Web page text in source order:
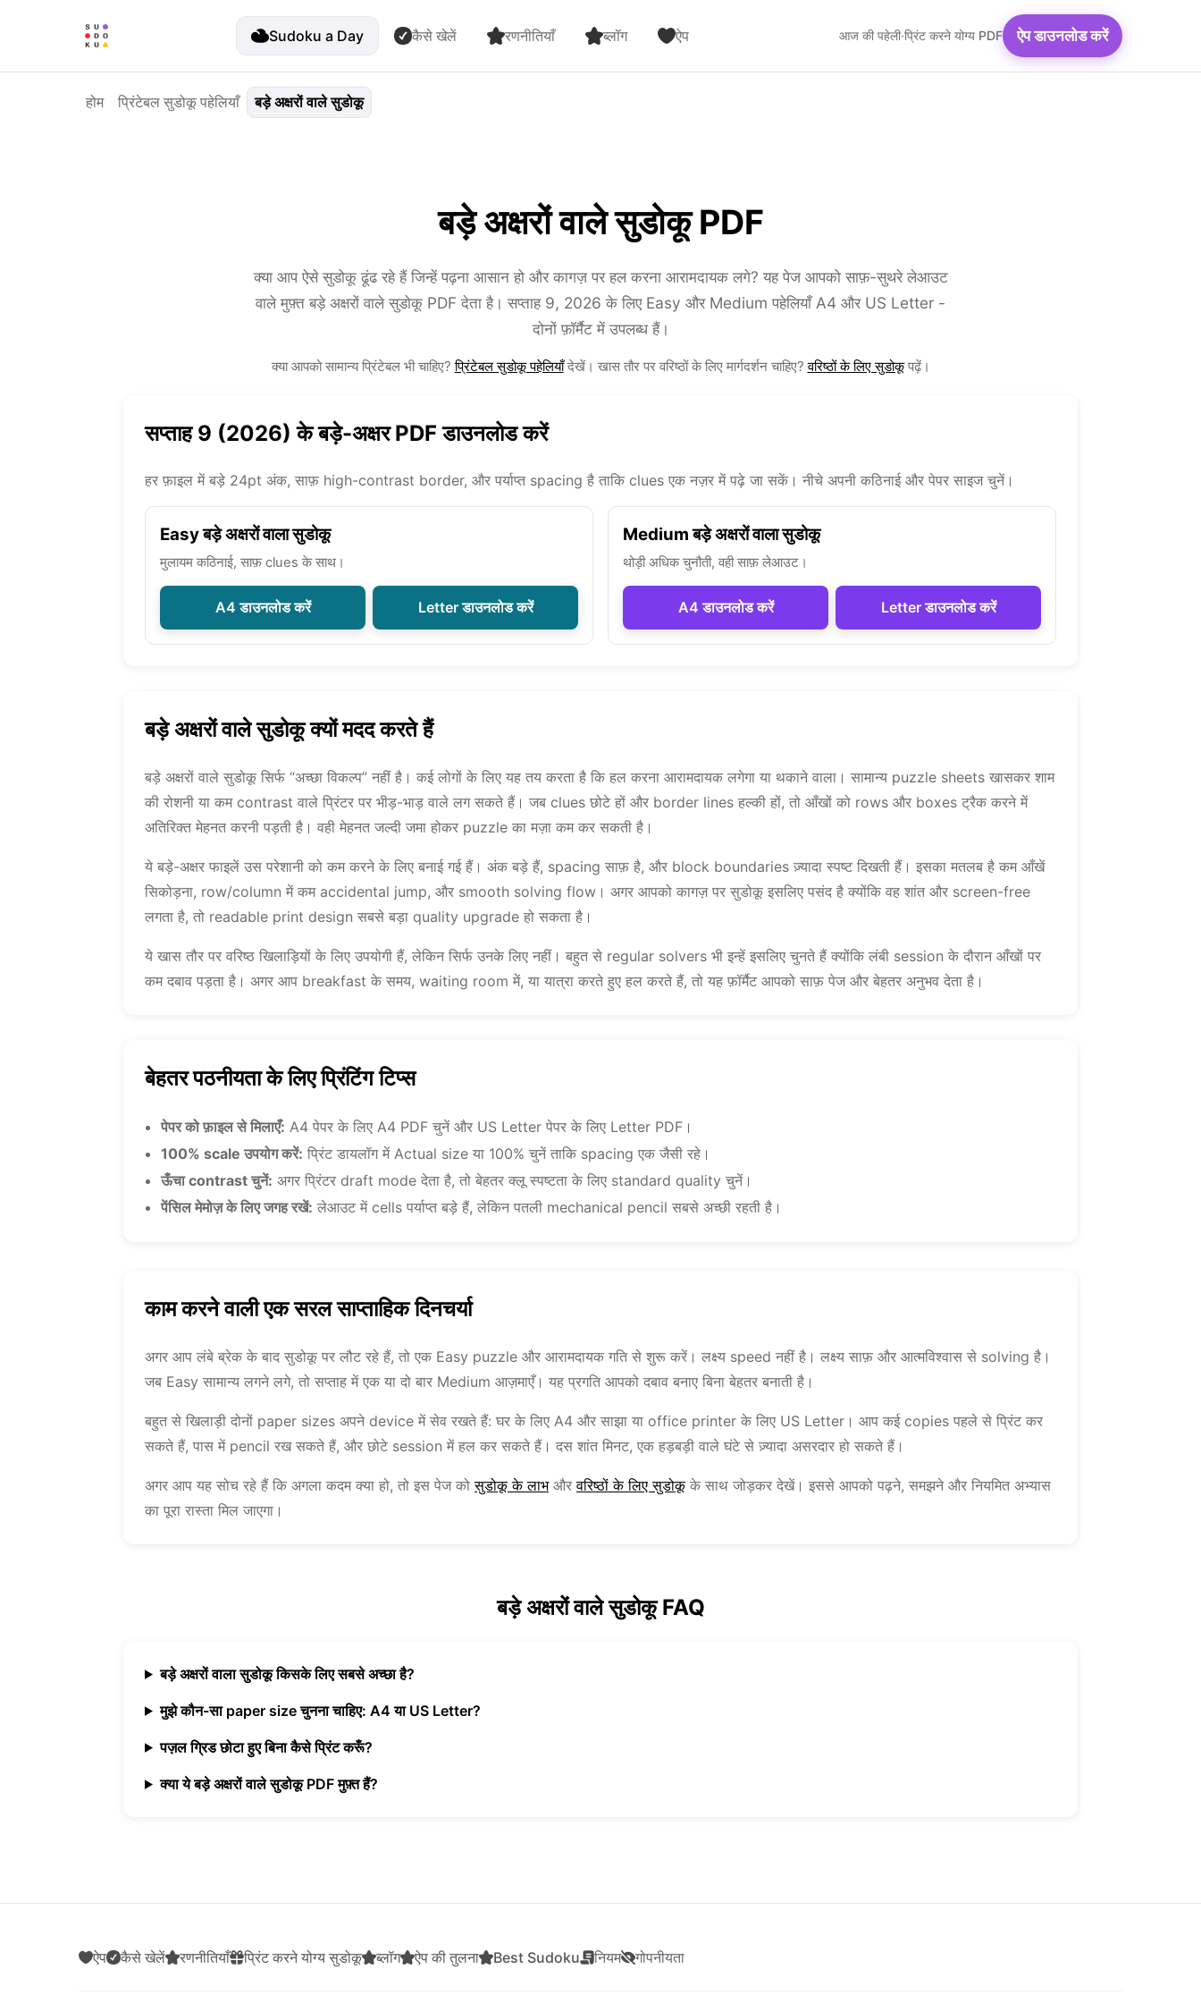
Sudoku a Day कैसे खेलें रणनीतियाँ ब्लॉग ऐप आज की पहेली·प्रिंट करने योग्य PDF ऐप डाउनलोड करें
होम प्रिंटेबल सुडोकू पहेलियाँ बड़े अक्षरों वाले सुडोकू
बड़े अक्षरों वाले सुडोकू PDF
क्या आप ऐसे सुडोकू ढूंढ रहे हैं जिन्हें पढ़ना आसान हो और कागज़ पर हल करना आरामदायक लगे? यह पेज आपको साफ़-सुथरे लेआउट
वाले मुफ़्त बड़े अक्षरों वाले सुडोकू PDF देता है। सप्ताह 9, 2026 के लिए Easy और Medium पहेलियाँ A4 और US Letter -
दोनों फ़ॉर्मैट में उपलब्ध हैं।
क्या आपको सामान्य प्रिंटेबल भी चाहिए?प्रिंटेबल सुडोकू पहेलियाँदेखें। खास तौर पर वरिष्ठों के लिए मार्गदर्शन चाहिए?वरिष्ठों के लिए सुडोकूपढ़ें।
सप्ताह 9 (2026) के बड़े-अक्षर PDF डाउनलोड करें
हर फ़ाइल में बड़े 24pt अंक, साफ़ high-contrast border, और पर्याप्त spacing है ताकि clues एक नज़र में पढ़े जा सकें। नीचे अपनी कठिनाई और पेपर साइज चुनें।
Easy बड़े अक्षरों वाला सुडोकू
मुलायम कठिनाई, साफ़ clues के साथ।
A4 डाउनलोड करें Letter डाउनलोड करें
Medium बड़े अक्षरों वाला सुडोकू
थोड़ी अधिक चुनौती, वही साफ़ लेआउट।
A4 डाउनलोड करें Letter डाउनलोड करें
बड़े अक्षरों वाले सुडोकू क्यों मदद करते हैं
बड़े अक्षरों वाले सुडोकू सिर्फ “अच्छा विकल्प” नहीं है। कई लोगों के लिए यह तय करता है कि हल करना आरामदायक लगेगा या थकाने वाला। सामान्य puzzle sheets खासकर शाम
की रोशनी या कम contrast वाले प्रिंटर पर भीड़-भाड़ वाले लग सकते हैं। जब clues छोटे हों और border lines हल्की हों, तो आँखों को rows और boxes ट्रैक करने में
अतिरिक्त मेहनत करनी पड़ती है। वही मेहनत जल्दी जमा होकर puzzle का मज़ा कम कर सकती है।
ये बड़े-अक्षर फाइलें उस परेशानी को कम करने के लिए बनाई गई हैं। अंक बड़े हैं, spacing साफ़ है, और block boundaries ज़्यादा स्पष्ट दिखती हैं। इसका मतलब है कम आँखें
सिकोड़ना, row/column में कम accidental jump, और smooth solving flow। अगर आपको कागज़ पर सुडोकू इसलिए पसंद है क्योंकि वह शांत और screen-free
लगता है, तो readable print design सबसे बड़ा quality upgrade हो सकता है।
ये खास तौर पर वरिष्ठ खिलाड़ियों के लिए उपयोगी हैं, लेकिन सिर्फ उनके लिए नहीं। बहुत से regular solvers भी इन्हें इसलिए चुनते हैं क्योंकि लंबी session के दौरान आँखों पर
कम दबाव पड़ता है। अगर आप breakfast के समय, waiting room में, या यात्रा करते हुए हल करते हैं, तो यह फ़ॉर्मैट आपको साफ़ पेज और बेहतर अनुभव देता है।
बेहतर पठनीयता के लिए प्रिंटिंग टिप्स
पेपर को फ़ाइल से मिलाएँ: A4 पेपर के लिए A4 PDF चुनें और US Letter पेपर के लिए Letter PDF।
100% scale उपयोग करें: प्रिंट डायलॉग में Actual size या 100% चुनें ताकि spacing एक जैसी रहे।
ऊँचा contrast चुनें: अगर प्रिंटर draft mode देता है, तो बेहतर क्लू स्पष्टता के लिए standard quality चुनें।
पेंसिल मेमोज़ के लिए जगह रखें: लेआउट में cells पर्याप्त बड़े हैं, लेकिन पतली mechanical pencil सबसे अच्छी रहती है।
काम करने वाली एक सरल साप्ताहिक दिनचर्या
अगर आप लंबे ब्रेक के बाद सुडोकू पर लौट रहे हैं, तो एक Easy puzzle और आरामदायक गति से शुरू करें। लक्ष्य speed नहीं है। लक्ष्य साफ़ और आत्मविश्वास से solving है।
जब Easy सामान्य लगने लगे, तो सप्ताह में एक या दो बार Medium आज़माएँ। यह प्रगति आपको दबाव बनाए बिना बेहतर बनाती है।
बहुत से खिलाड़ी दोनों paper sizes अपने device में सेव रखते हैं: घर के लिए A4 और साझा या office printer के लिए US Letter। आप कई copies पहले से प्रिंट कर
सकते हैं, पास में pencil रख सकते हैं, और छोटे session में हल कर सकते हैं। दस शांत मिनट, एक हड़बड़ी वाले घंटे से ज़्यादा असरदार हो सकते हैं।
अगर आप यह सोच रहे हैं कि अगला कदम क्या हो, तो इस पेज कोसुडोकू के लाभऔरवरिष्ठों के लिए सुडोकूके साथ जोड़कर देखें। इससे आपको पढ़ने, समझने और नियमित अभ्यास
का पूरा रास्ता मिल जाएगा।
बड़े अक्षरों वाले सुडोकू FAQ
बड़े अक्षरों वाला सुडोकू किसके लिए सबसे अच्छा है?
मुझे कौन-सा paper size चुनना चाहिए: A4 या US Letter?
पज़ल ग्रिड छोटा हुए बिना कैसे प्रिंट करूँ?
क्या ये बड़े अक्षरों वाले सुडोकू PDF मुफ़्त हैं?
ऐप कैसे खेलें रणनीतियाँ प्रिंट करने योग्य सुडोकू ब्लॉग ऐप की तुलना Best Sudoku नियम गोपनीयता